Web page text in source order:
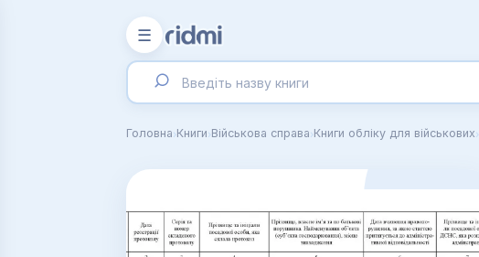
☰
Головна›Книги›Військова справа›Книги обліку для військових›